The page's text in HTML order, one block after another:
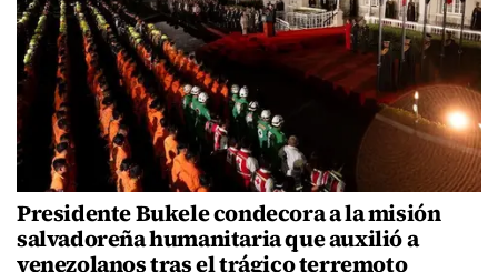
Presidente Bukele condecora a la misión
salvadoreña humanitaria que auxilió a
venezolanos tras el trágico terremoto